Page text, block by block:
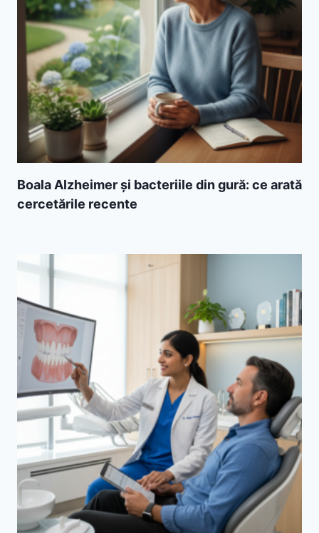
Boala Alzheimer și bacteriile din gură: ce arată
cercetările recente